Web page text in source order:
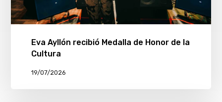
Eva Ayllón recibió Medalla de Honor de la
Cultura
19/07/2026